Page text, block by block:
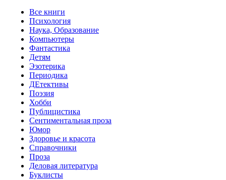
Все книги
Психология
Наука, Образование
Компьютеры
Фантастика
Детям
Эзотерика
Периодика
ДЕтективы
Поэзия
Хобби
Публицистика
Сентиментальная проза
Юмор
Здоровье и красота
Справочники
Проза
Деловая литература
Буклисты